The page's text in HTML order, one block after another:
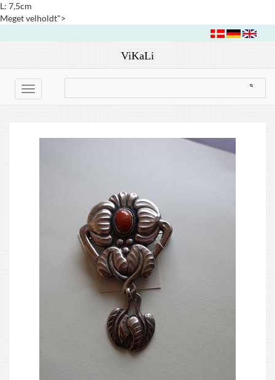
L: 7,5cm
Meget velholdt">
ViKaLi
Toggle
navigation